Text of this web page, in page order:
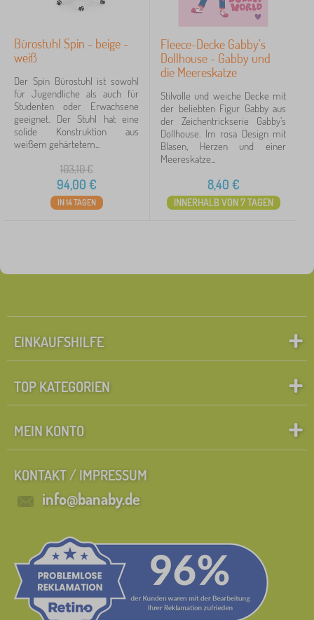
Bürostuhl Spin - beige -
weiß
Der Spin Bürostuhl ist sowohl
für Jugendliche als auch für
Studenten oder Erwachsene
geeignet. Der Stuhl hat eine
solide Konstruktion aus
weißem gehärtetem...
103,10€
94,00 €
IN 14 TAGEN
Fleece-Decke Gabby’s
Dollhouse - Gabby und
die Meereskatze
Stilvolle und weiche Decke mit
der beliebten Figur Gabby aus
der Zeichentrickserie Gabby’s
Dollhouse. Im rosa Design mit
Blasen, Herzen und einer
Meereskatze...
8,40 €
INNERHALB VON 7 TAGEN
EINKAUFSHILFE
TOP KATEGORIEN
MEIN KONTO
KONTAKT / IMPRESSUM
info@banaby.de